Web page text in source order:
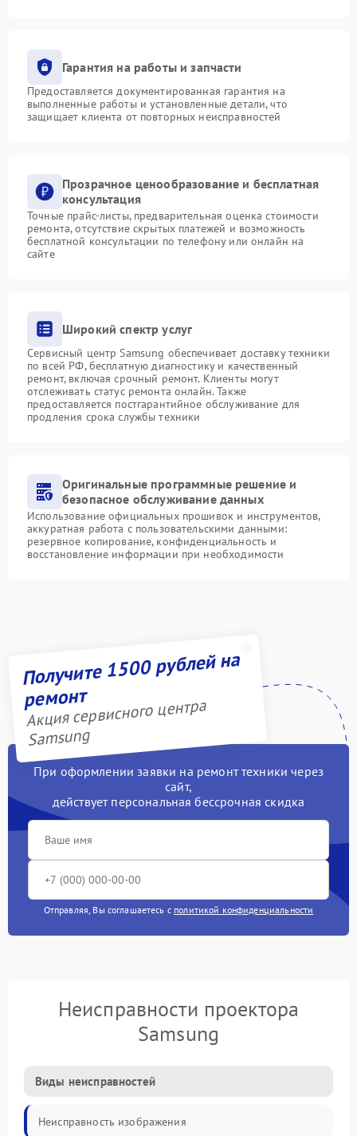
Гарантия на работы и запчасти
Предоставляется документированная гарантия на
выполненные работы и установленные детали, что
защищает клиента от повторных неисправностей
Прозрачное ценообразование и бесплатная
консультация
Точные прайс-листы, предварительная оценка стоимости
ремонта, отсутствие скрытых платежей и возможность
бесплатной консультации по телефону или онлайн на
сайте
Широкий спектр услуг
Сервисный центр Samsung обеспечивает доставку техники
по всей РФ, бесплатную диагностику и качественный
ремонт, включая срочный ремонт. Клиенты могут
отслеживать статус ремонта онлайн. Также
предоставляется постгарантийное обслуживание для
продления срока службы техники
Оригинальные программные решение и
безопасное обслуживание данных
Использование официальных прошивок и инструментов,
аккуратная работа с пользовательскими данными:
резервное копирование, конфиденциальность и
восстановление информации при необходимости
Получите 1500 рублей на
ремонт
Акция сервисного центра
Samsung
При оформлении заявки на ремонт техники через
сайт,
действует персональная бессрочная скидка
Отправляя, Вы соглашаетесь с политикой конфиденциальности
Неисправности проектора
Samsung
Виды неисправностей
Неисправность изображения